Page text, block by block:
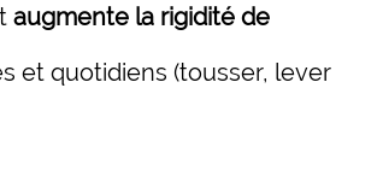
augmente la rigidité de
et quotidiens (tousser, lever